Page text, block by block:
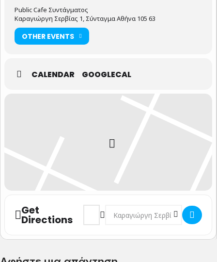
Public Cafe Συντάγματος
Καραγιώργη Σερβίας 1, Σύνταγμα Αθήνα 105 63
OTHER EVENTS
CALENDAR GOOGLECAL
Get
Directions
Address - Αθήνα Ματθαίος Γιωσαφάτ []
Destination Address - Αθήνα